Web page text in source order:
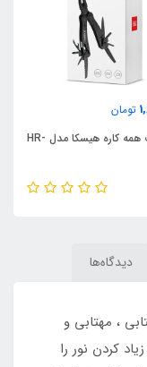
تومان
انبردست همه کاره هیسکا مدل HR-
دیدگاه‌ها
آفتابی ، مهتابی و
کردن نور را